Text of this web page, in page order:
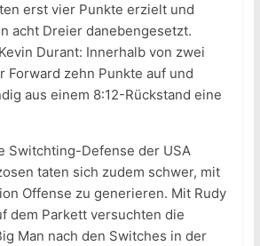
erst vier Punkte erzielt und
acht Dreier danebengesetzt.
Durant: Innerhalb von zwei
Forward zehn Punkte auf und
aus einem 8:12-Rückstand eine
Switchting-Defense der USA
taten sich zudem schwer, mit
Offense zu generieren. Mit Rudy
dem Parkett versuchten die
Man nach den Switches in der